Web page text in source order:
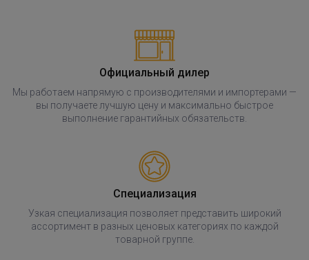
Официальный дилер
Мы работаем напрямую с производителями и импортерами —
вы получаете лучшую цену и максимально быстрое
выполнение гарантийных обязательств.
Специализация
Узкая специализация позволяет представить широкий
ассортимент в разных ценовых категориях по каждой
товарной группе.